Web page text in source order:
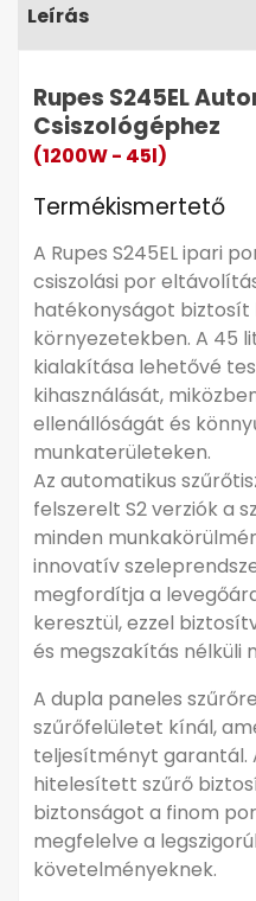
finom por eltávolítása
Az S245EL kompatibilis
ezáltal sokoldalú
munkaterületeken. Az
Systainer T-LOC
lehetővé teszi a
tárolását, így a porszívó
is használható. (* a
A Rupes S245EL ideális
munkakörnyezetben,
pormentesítés, a
kulcsfontosságú.
Csendes működés
45 literes kapacitás
Intelligens vezérlés
L porosztály
Systainer kompatibilis
▼
Leírás
Rupes S245EL
Csiszológéphez
(1200W - 45l)
Termékismertető
A Rupes S245EL ipari
csiszolási por
hatékonyságot biztosít
környezetekben. A 45
kialakítása lehetővé
kihasználását,
ellenállóságát és
munkaterületeken.
Az automatikus
felszerelt S2 verziók a
minden
innovatív
megfordítja a
keresztül, ezzel
és megszakítás nélküli
A dupla paneles
szűrőfelületet kínál,
teljesítményt garantál.
hitelesített szűrő
biztonságot a finom
megfelelve a
követelményeknek.